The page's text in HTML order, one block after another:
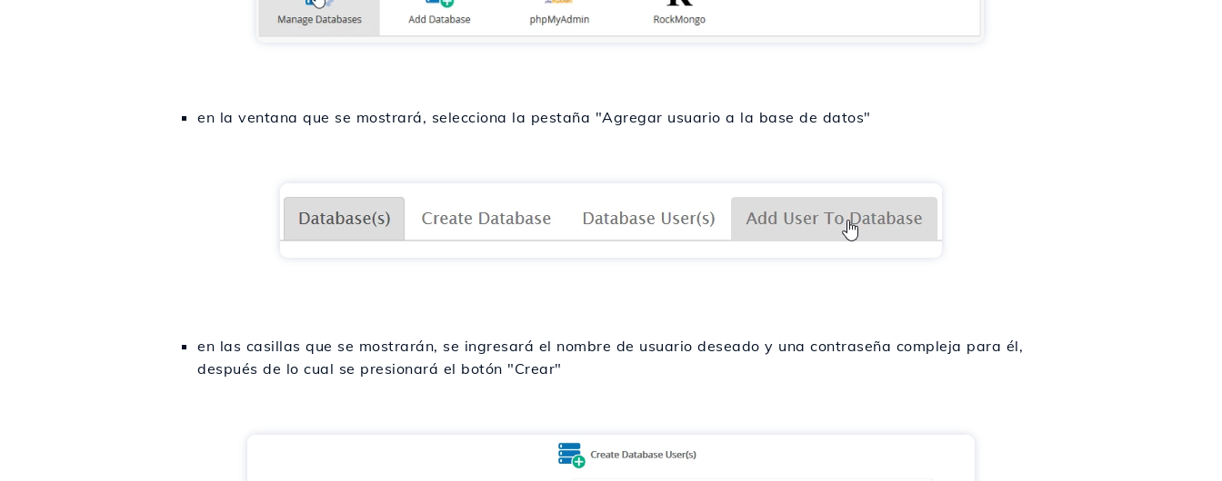
en la ventana que se mostrará, selecciona la pestaña "Agregar usuario a la base de datos"
en las casillas que se mostrarán, se ingresará el nombre de usuario deseado y una contraseña compleja para él,
después de lo cual se presionará el botón "Crear"